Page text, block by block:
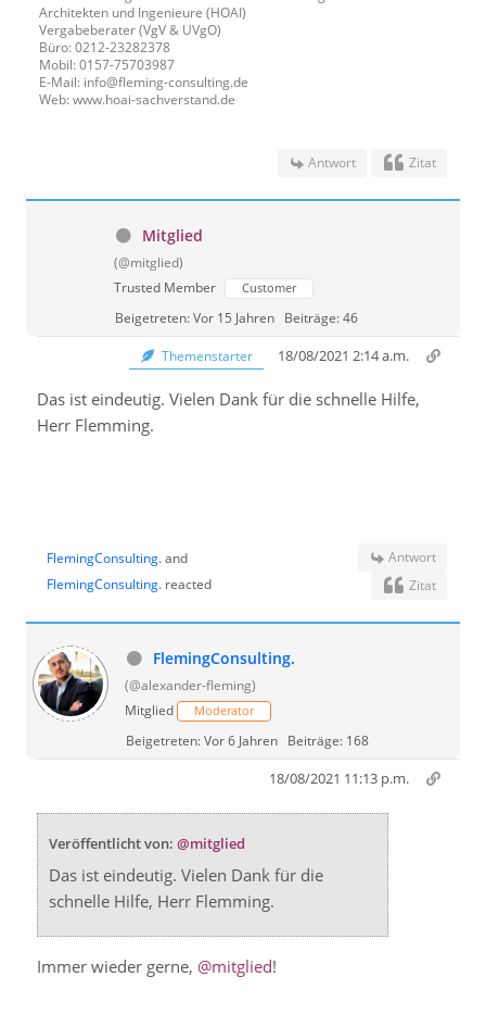
Architekten und Ingenieure (HOAI)
Vergabeberater (VgV & UVgO)
Büro: 0212-23282378
Mobil: 0157-75703987
E-Mail: info@fleming-consulting.de
Web: www.hoai-sachverstand.de
Antwort Zitat
Mitglied
(@mitglied)
Trusted Member
Customer
Beigetreten: Vor 15 Jahren Beiträge: 46
Themenstarter 18/08/2021 2:14 a.m.
Das ist eindeutig. Vielen Dank für die schnelle Hilfe,
Herr Flemming.
FlemingConsulting.and
FlemingConsulting. reacted
Antwort
Zitat
FlemingConsulting.
(@alexander-fleming)
Mitglied
Moderator
Beigetreten: Vor 6 Jahren Beiträge: 168
18/08/2021 11:13 p.m.
Veröffentlicht von: @mitglied
Das ist eindeutig. Vielen Dank für die
schnelle Hilfe, Herr Flemming.
Immer wieder gerne, @mitglied!